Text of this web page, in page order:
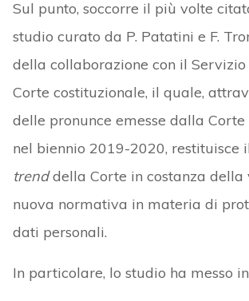
Sul punto, soccorre il più volte
studio curato da P. Patatini e F.
della collaborazione con il
Corte costituzionale, il quale,
delle pronunce emesse dalla
nel biennio 2019-2020, restituisce
trenddella Corte in costanza della
nuova normativa in materia di
dati personali.
In particolare, lo studio ha messo